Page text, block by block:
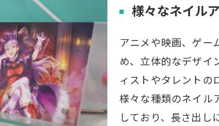
様々なネイル
アニメや映画、ゲー
め、立体的なデザイ
ィストやタレントの
様々な種類のネイル
しており、長さ出し